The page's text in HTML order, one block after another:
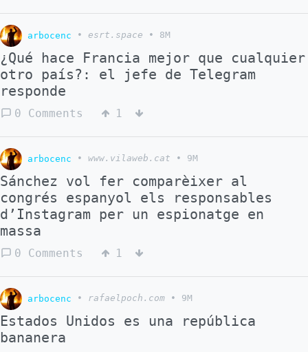
principis.
http://en.kremlin.ru/events/president/news/
arbocenc • esrt.space • 8M
¿Qué hace Francia mejor que cualquier
otro país?: el jefe de Telegram
responde
0 Comments 1
arbocenc • www.vilaweb.cat • 9M
Sánchez vol fer comparèixer al
congrés espanyol els responsables
d’Instagram per un espionatge en
massa
0 Comments 1
arbocenc • rafaelpoch.com • 9M
Estados Unidos es una república
bananera